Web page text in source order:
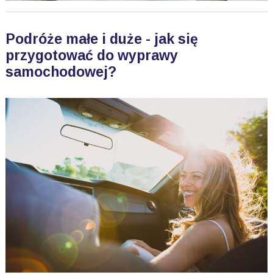
Podróże małe i duże - jak się
przygotować do wyprawy
samochodowej?